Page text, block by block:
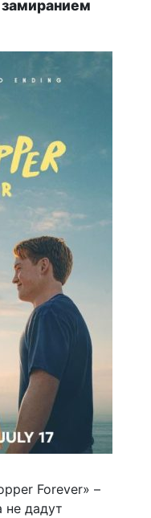
Forever» –
не дадут